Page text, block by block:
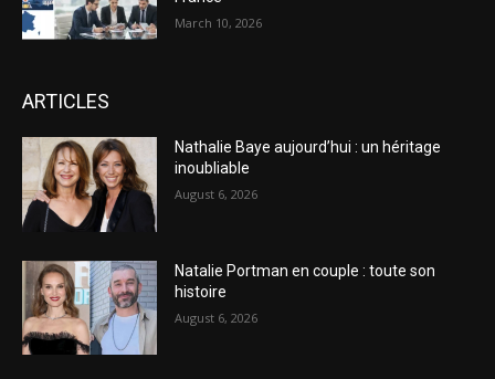
March 10, 2026
ARTICLES
Nathalie Baye aujourd’hui : un héritage
inoubliable
August 6, 2026
Natalie Portman en couple : toute son
histoire
August 6, 2026